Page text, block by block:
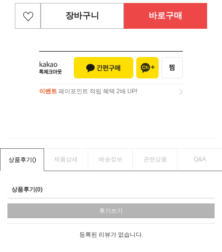
장바구니 바로구매
이벤트 페이포인트 적립 혜택 2배 UP!
상품후기() 제품상세 배송정보 관련상품 Q&A
상품후기(0)
후기쓰기
등록된 리뷰가 없습니다.